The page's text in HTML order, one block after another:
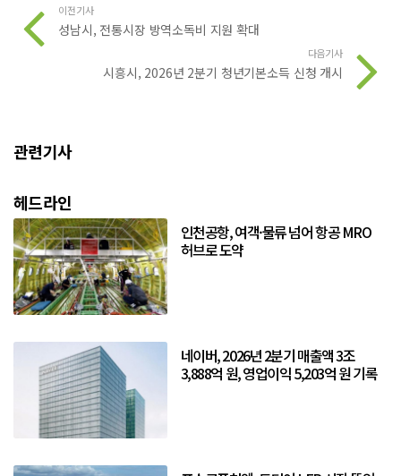
이전기사
성남시, 전통시장 방역소독비 지원 확대
다음기사
시흥시, 2026년 2분기 청년기본소득 신청 개시
관련기사
헤드라인
인천공항, 여객·물류 넘어 항공 MRO
허브로 도약
네이버, 2026년 2분기 매출액 3조
3,888억 원, 영업이익 5,203억 원 기록